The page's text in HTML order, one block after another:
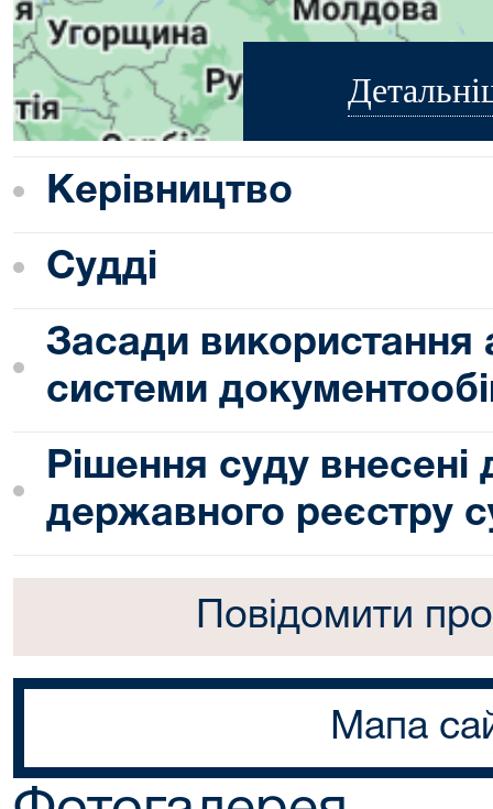
Керівництво
Судді
Засади використання
системи
Рішення суду
державного реєстру
Повідомити
Мапа